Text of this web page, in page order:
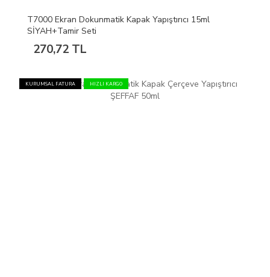
T7000 Ekran Dokunmatik Kapak Yapıştırıcı 15ml
SİYAH+Tamir Seti
270,72 TL
KURUMSAL FATURA HIZLI KARGO